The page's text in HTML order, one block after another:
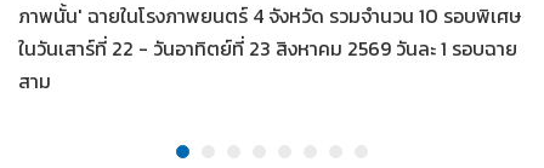
ภาพนั้น' ฉายในโรงภาพยนตร์ 4 จังหวัด รวมจำนวน 10 รอบพิเศษ
ในวันเสาร์ที่ 22 - วันอาทิตย์ที่ 23 สิงหาคม 2569 วันละ 1 รอบฉาย
สาม